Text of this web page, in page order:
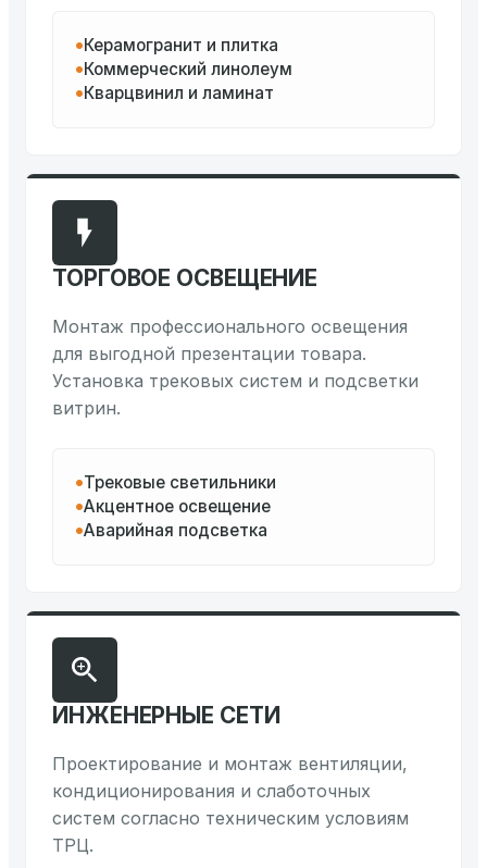
Керамогранит и плитка
Коммерческий линолеум
Кварцвинил и ламинат
ТОРГОВОЕ ОСВЕЩЕНИЕ
Монтаж профессионального освещения
для выгодной презентации товара.
Установка трековых систем и подсветки
витрин.
Трековые светильники
Акцентное освещение
Аварийная подсветка
ИНЖЕНЕРНЫЕ СЕТИ
Проектирование и монтаж вентиляции,
кондиционирования и слаботочных
систем согласно техническим условиям
ТРЦ.